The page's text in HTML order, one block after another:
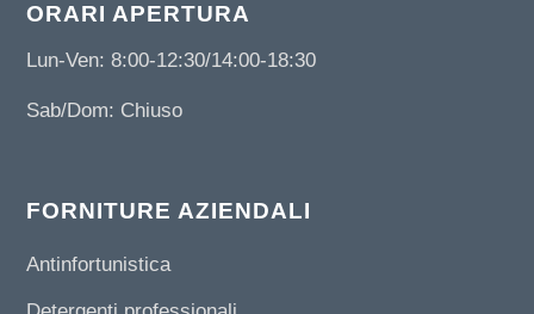
ORARI APERTURA
Lun-Ven: 8:00-12:30/14:00-18:30
Sab/Dom: Chiuso
FORNITURE AZIENDALI
Antinfortunistica